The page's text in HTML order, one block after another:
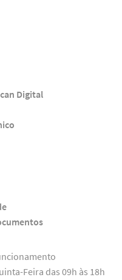
Digital
Feira das 09h às 18h